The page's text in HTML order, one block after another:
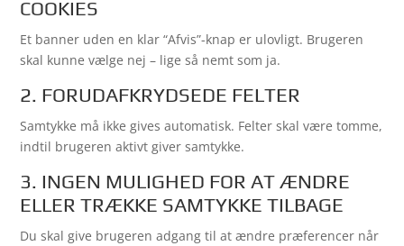
COOKIES
Et banner uden en klar “Afvis”-knap er ulovligt. Brugeren
skal kunne vælge nej – lige så nemt som ja.
2. FORUDAFKRYDSEDE FELTER
Samtykke må ikke gives automatisk. Felter skal være tomme,
indtil brugeren aktivt giver samtykke.
3. INGEN MULIGHED FOR AT ÆNDRE
ELLER TRÆKKE SAMTYKKE TILBAGE
Du skal give brugeren adgang til at ændre præferencer når